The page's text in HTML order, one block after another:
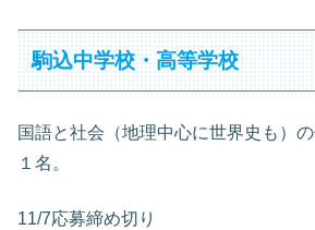
駒込中学校・高等学校
国語と社会（地理中心に世界史も）
１名。
11/7応募締め切り